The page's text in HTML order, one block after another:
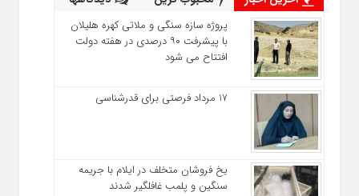
پروژه سازه سنگی و ملاتی کهره هلیلان
با پیشرفت ۹۰ درصدی در هفته دولت
افتتاح می شود
17 مرداد فرصتی برای قدرشناسی
یخ‌ فروشان متخلف در ایلام با جریمه
سنگین و پلمب غافلگیر شدند